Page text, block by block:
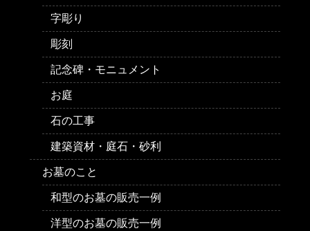
字彫り
彫刻
記念碑・モニュメント
お庭
石の工事
建築資材・庭石・砂利
お墓のこと
和型のお墓の販売一例
洋型のお墓の販売一例